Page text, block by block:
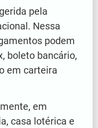
pela
Nessa
podem
boleto bancário,
em carteira
em
casa lotérica e